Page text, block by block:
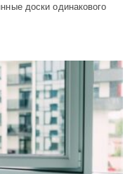
доски одинакового